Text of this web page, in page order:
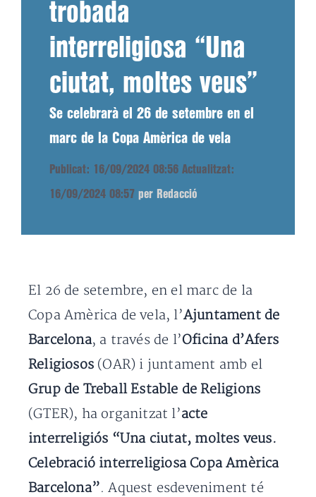
trobada
interreligiosa “Una
ciutat, moltes veus”
Se celebrarà el 26 de setembre en el
marc de la Copa Amèrica de vela
Publicat: 16/09/2024 08:56 Actualitzat:
16/09/2024 08:57 per Redacció
El 26 de setembre, en el marc de la
Copa Amèrica de vela, l’Ajuntament de
Barcelona, a través de l’Oficina d’Afers
Religiosos (OAR) i juntament amb el
Grup de Treball Estable de Religions
(GTER), ha organitzat l’acte
interreligiós “Una ciutat, moltes veus.
Celebració interreligiosa Copa Amèrica
Barcelona”. Aquest esdeveniment té